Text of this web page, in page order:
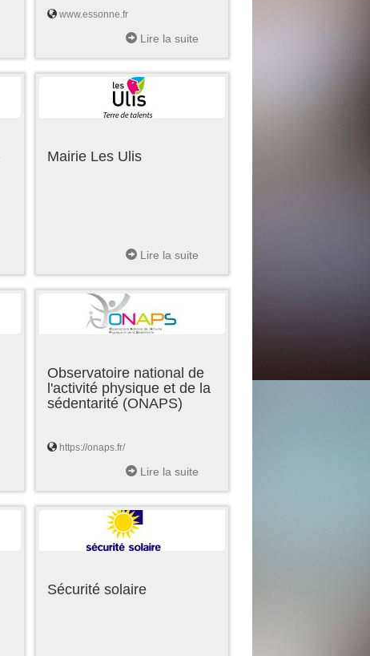
www.essonne.fr
Lire la suite
Mairie Les Ulis
Lire la suite
Observatoire national de
l'activité physique et de la
sédentarité (ONAPS)
https://onaps.fr/
Lire la suite
Sécurité solaire